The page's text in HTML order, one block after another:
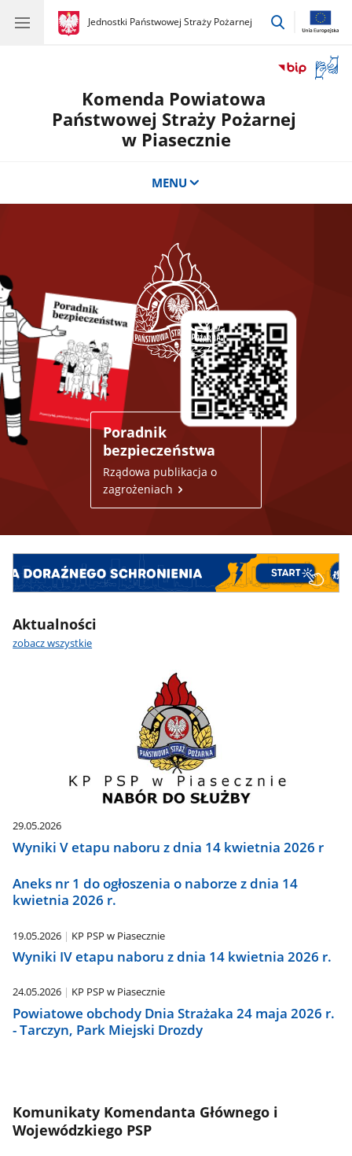
gov.pl
Jednostki Państwowej Straży Pożarnej
gov.pl
Jednostki
przejdź
okno
Komenda Powiatowa
Państwowej Straży Pożarnej
w Piasecznie
MENU
Poradnik
bezpieczeństwa
Rządowa publikacja o
zagrożeniach
Aktualności
zobacz wszystkie
29.05.2026
Wyniki V etapu naboru z dnia 14 kwietnia 2026 r
Aneks nr 1 do ogłoszenia o naborze z dnia 14
kwietnia 2026 r.
19.05.2026 KP PSP w Piasecznie
Wyniki IV etapu naboru z dnia 14 kwietnia 2026 r.
24.05.2026 KP PSP w Piasecznie
Powiatowe obchody Dnia Strażaka 24 maja 2026 r.
- Tarczyn, Park Miejski Drozdy
Komunikaty Komendanta Głównego i
Wojewódzkiego PSP